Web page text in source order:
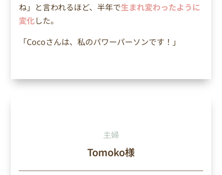
ね」と言われるほど、半年で生まれ変わったように
変化した。
「Cocoさんは、私のパワーパーソンです！」
主婦
Tomoko様